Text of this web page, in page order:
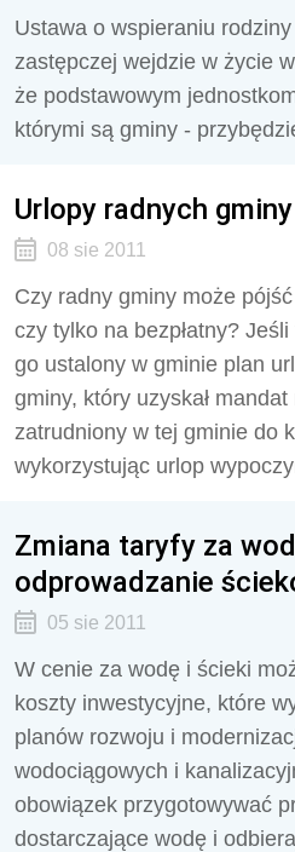
Ustawa o wspieraniu
zastępczej wejdzie w życie
że podstawowym
którymi są gminy -
Urlopy radnych gminy
08 sie 2011
Czy radny gminy może
czy tylko na bezpłatny?
go ustalony w gminie plan
gminy, który uzyskał
zatrudniony w tej gminie do
wykorzystując urlop
Zmiana taryfy za
odprowadzanie
05 sie 2011
W cenie za wodę i ścieki
koszty inwestycyjne, które
planów rozwoju i
wodociągowych i
obowiązek przygotowywać
dostarczające wodę i